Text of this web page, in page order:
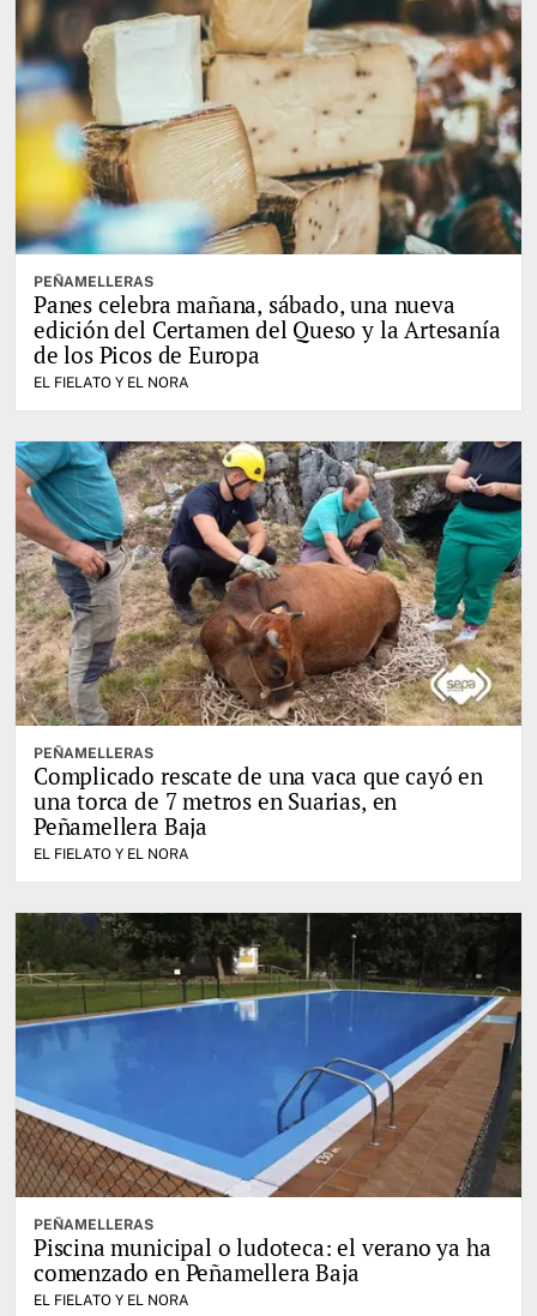
PEÑAMELLERAS
Panes celebra mañana, sábado, una nueva
edición del Certamen del Queso y la Artesanía
de los Picos de Europa
EL FIELATO Y EL NORA
PEÑAMELLERAS
Complicado rescate de una vaca que cayó en
una torca de 7 metros en Suarias, en
Peñamellera Baja
EL FIELATO Y EL NORA
PEÑAMELLERAS
Piscina municipal o ludoteca: el verano ya ha
comenzado en Peñamellera Baja
EL FIELATO Y EL NORA